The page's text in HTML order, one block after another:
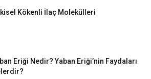
Kökenli İlaç Molekülleri
Eriği Nedir? Yaban Eriği’nin Faydaları